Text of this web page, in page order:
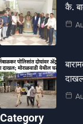
कै.
Category